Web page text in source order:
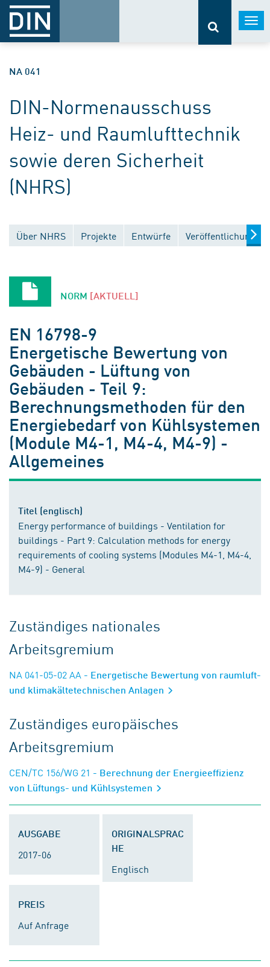
NA 041
DIN-Normenausschuss
Heiz- und Raumlufttechnik
sowie deren Sicherheit
(NHRS)
Über NHRS Projekte Entwürfe Veröffentlichungen
NORM [AKTUELL]
EN 16798-9
Energetische Bewertung von
Gebäuden - Lüftung von
Gebäuden - Teil 9:
Berechnungsmethoden für den
Energiebedarf von Kühlsystemen
(Module M4-1, M4-4, M4-9) -
Allgemeines
Titel (englisch)
Energy performance of buildings - Ventilation for
buildings - Part 9: Calculation methods for energy
requirements of cooling systems (Modules M4-1, M4-4,
M4-9) - General
Zuständiges nationales
Arbeitsgremium
NA 041-05-02 AA - Energetische Bewertung von raumluft-
und klimakältetechnischen Anlagen
Zuständiges europäisches
Arbeitsgremium
CEN/TC 156/WG 21 - Berechnung der Energieeffizienz
von Lüftungs- und Kühlsystemen
AUSGABE
2017-06
ORIGINALSPRAC
HE
Englisch
PREIS
Auf Anfrage